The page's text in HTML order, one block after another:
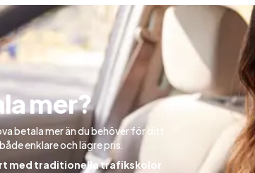
mer?
betala mer än du behöver för ditt
enklare och lägre pris.
med traditionella trafikskolor